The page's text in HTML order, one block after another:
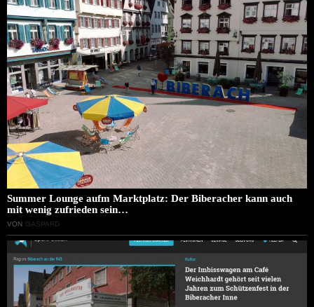
Summer Lounge aufm Marktplatz: Der Biberacher kann auch
mit wenig zufrieden sein…
VON GASPARD